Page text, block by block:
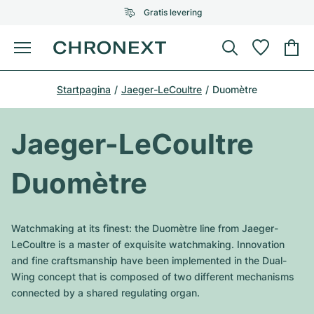
Gratis levering
Menu
Horloge kopen
GESELECTEERDE MERKEN
Top modellen
Air-King
Omega
Alle Omega modellen
Top modellen
Patek Philippe
Alle Patek Philippe modellen
Cartier
Breitling
Horloge verkopen
GESELECTEERDE MERKEN
Tiffany
Louis Vuitton
Van Cleef & Arpels
Bvlgari
Nieuwe modellen
Sale
Startpagina Jaeger-LeCoultre Duomètre
Jaeger-LeCoultre
Duomètre
Watchmaking at its finest: the Duomètre line from Jaeger-
LeCoultre is a master of exquisite watchmaking. Innovation
and fine craftsmanship have been implemented in the Dual-
Wing concept that is composed of two different mechanisms
connected by a shared regulating organ.